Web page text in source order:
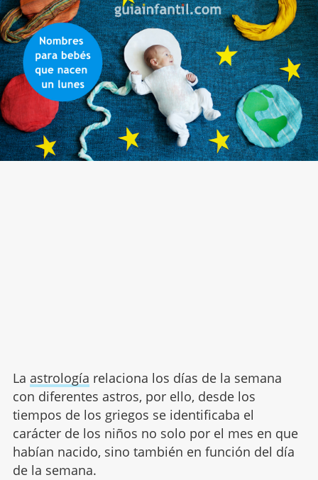
La astrología relaciona los días de la semana
con diferentes astros, por ello, desde los
tiempos de los griegos se identificaba el
carácter de los niños no solo por el mes en que
habían nacido, sino también en función del día
de la semana.